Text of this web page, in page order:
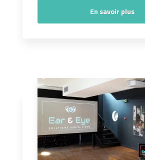
En savoir plus